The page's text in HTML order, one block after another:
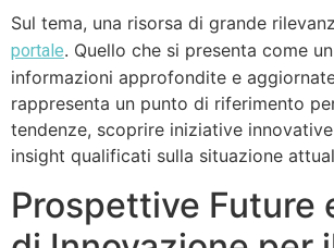
Sul tema, una risorsa di grande
portale. Quello che si presenta come
informazioni approfondite e aggiornate
rappresenta un punto di riferimento
tendenze, scoprire iniziative
insight qualificati sulla situazione
Prospettive Future